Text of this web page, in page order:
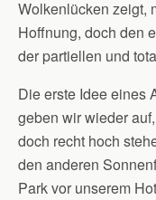
Wolkenlücken zeigt,
Hoffnung, doch den
der partiellen und
Die erste Idee eines
geben wir wieder
doch recht hoch
den anderen
Park vor unserem